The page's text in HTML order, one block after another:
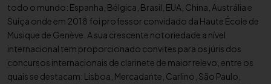
todo o mundo: Espanha, Bélgica, Brasil, EUA, China, Austrália e
Suíça onde em 2018 foi professor convidado da Haute École de
Musique de Genève. A sua crescente notoriedade a nível
internacional tem proporcionado convites para os júris dos
concursos internacionais de clarinete de maior relevo, entre os
quais se destacam: Lisboa, Mercadante, Carlino, São Paulo,